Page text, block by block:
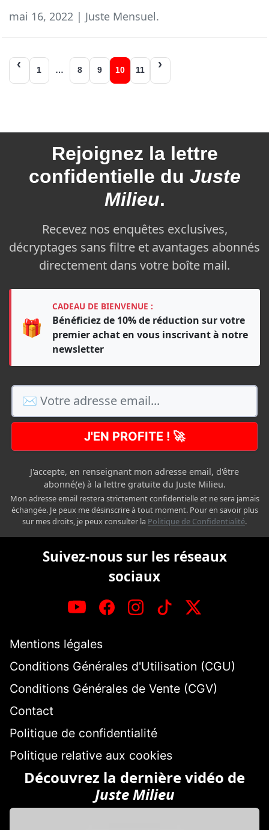
mai 16, 2022 | Juste Mensuel.
Navigation
des
1 … 8 9 10 11
Rejoignez la lettre
confidentielle du Juste
Milieu.
Recevez nos enquêtes exclusives,
décryptages sans filtre et avantages abonnés
directement dans votre boîte mail.
🎁
CADEAU DE BIENVENUE :
Bénéficiez de 10% de réduction sur votre
premier achat en vous inscrivant à notre
newsletter
J'EN PROFITE ! 🚀
J'accepte, en renseignant mon adresse email, d'être
abonné(e) à la lettre gratuite du Juste Milieu.
Mon adresse email restera strictement confidentielle et ne sera jamais
échangée. Je peux me désinscrire à tout moment. Pour en savoir plus
sur mes droits, je peux consulter la Politique de Confidentialité.
Suivez-nous sur les réseaux
sociaux
Mentions légales
Conditions Générales d'Utilisation (CGU)
Conditions Générales de Vente (CGV)
Contact
Politique de confidentialité
Politique relative aux cookies
Découvrez la dernière vidéo de
Juste Milieu